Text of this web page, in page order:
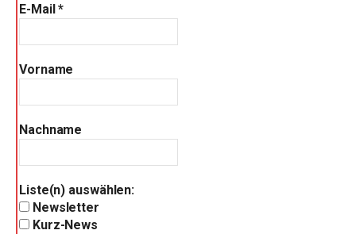
E-Mail*
Vorname
Nachname
Liste(n) auswählen:
Newsletter
Kurz-News